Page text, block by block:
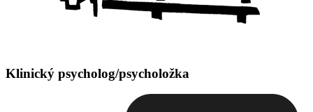
Klinický psycholog/psycholožka